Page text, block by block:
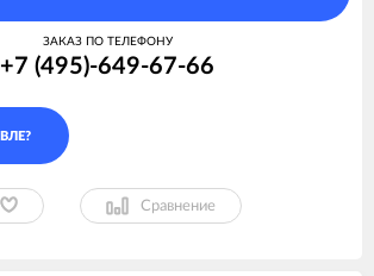
ЗАКАЗ ПО ТЕЛЕФОНУ
+7 (495)-649-67-66
Сравнение